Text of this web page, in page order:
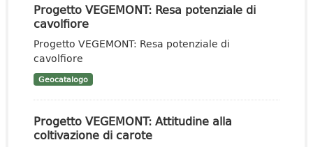
Progetto VEGEMONT: Resa potenziale di
cavolfiore
Progetto VEGEMONT: Resa potenziale di
cavolfiore
Geocatalogo
Progetto VEGEMONT: Attitudine alla
coltivazione di carote